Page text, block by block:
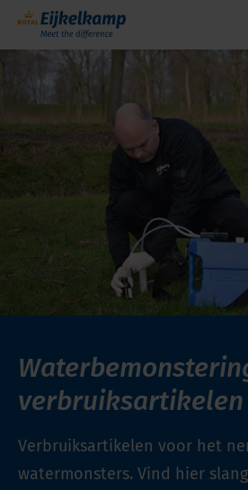
verbruiksartikelen
Verbruiksartikelen voor het
watermonsters. Vind hier